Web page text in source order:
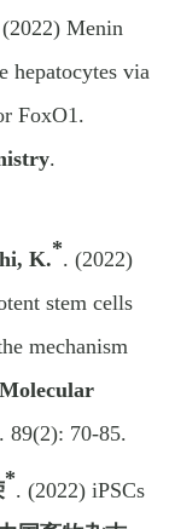
(2022)Menin
hepatocytes via
FoxO1.
.
K.*. (2022)
stem cells
mechanism
Molecular
89(2): 70-85.
*. (2022) iPSCs